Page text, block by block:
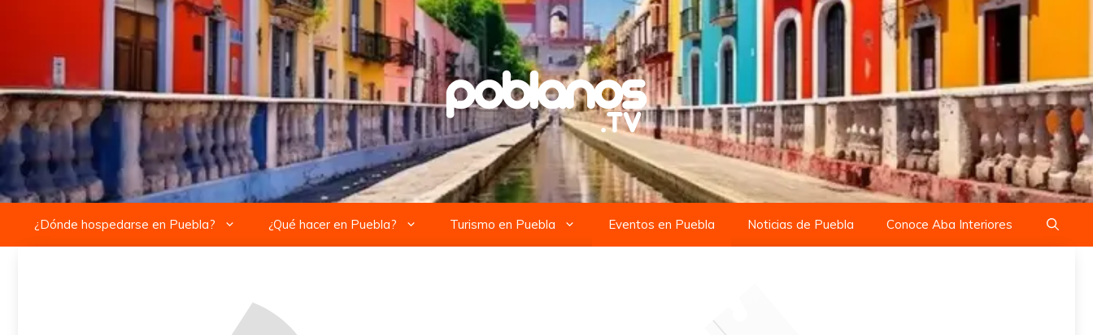
contenido
¿Dónde hospedarse en Puebla? ¿Qué hacer en Puebla? Turismo en Puebla Eventos en Puebla Noticias de Puebla Conoce Aba Interiores